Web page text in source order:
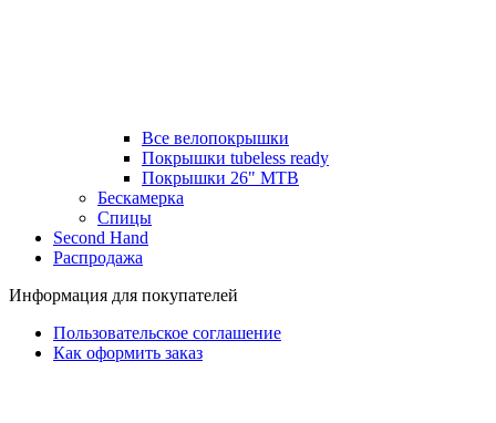
Все велопокрышки
Покрышки tubeless ready
Покрышки 26" MTB
Бескамерка
Спицы
Second Hand
Распродажа
Информация для покупателей
Пользовательское соглашение
Как оформить заказ